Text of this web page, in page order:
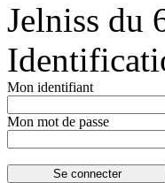
Jelniss du
Mon identifiant
Mon mot de passe